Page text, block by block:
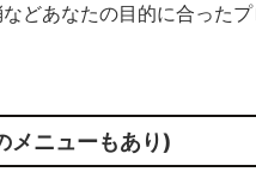
どあなたの目的に合った
メニューもあり)